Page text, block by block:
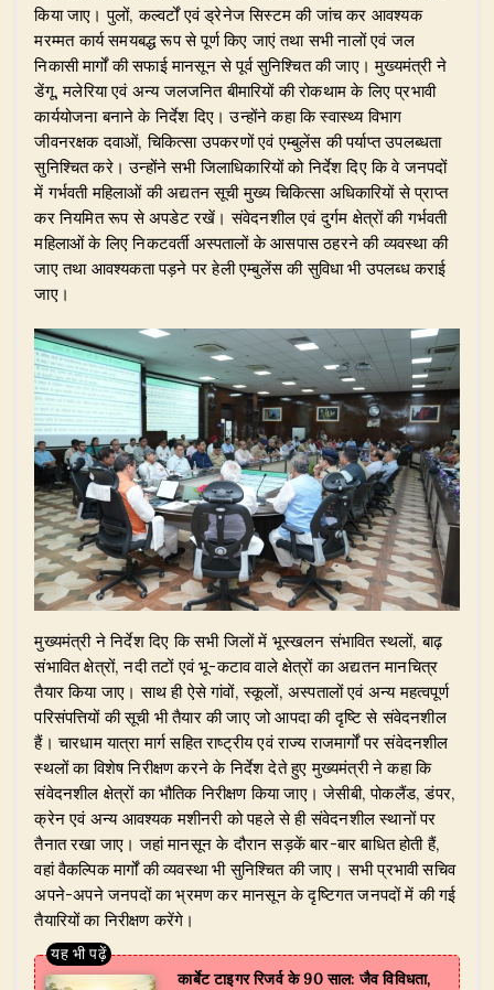
किया जाए। पुलों, कल्वर्टों एवं ड्रेनेज सिस्टम की जांच कर आवश्यक
मरम्मत कार्य समयबद्ध रूप से पूर्ण किए जाएं तथा सभी नालों एवं जल
निकासी मार्गों की सफाई मानसून से पूर्व सुनिश्चित की जाए। मुख्यमंत्री ने
डेंगू, मलेरिया एवं अन्य जलजनित बीमारियों की रोकथाम के लिए प्रभावी
कार्ययोजना बनाने के निर्देश दिए। उन्होंने कहा कि स्वास्थ्य विभाग
जीवनरक्षक दवाओं, चिकित्सा उपकरणों एवं एम्बुलेंस की पर्याप्त उपलब्धता
सुनिश्चित करे। उन्होंने सभी जिलाधिकारियों को निर्देश दिए कि वे जनपदों
में गर्भवती महिलाओं की अद्यतन सूची मुख्य चिकित्सा अधिकारियों से प्राप्त
कर नियमित रूप से अपडेट रखें। संवेदनशील एवं दुर्गम क्षेत्रों की गर्भवती
महिलाओं के लिए निकटवर्ती अस्पतालों के आसपास ठहरने की व्यवस्था की
जाए तथा आवश्यकता पड़ने पर हेली एम्बुलेंस की सुविधा भी उपलब्ध कराई
जाए।
​मुख्यमंत्री ने निर्देश दिए कि सभी जिलों में भूस्खलन संभावित स्थलों, बाढ़
संभावित क्षेत्रों, नदी तटों एवं भू-कटाव वाले क्षेत्रों का अद्यतन मानचित्र
तैयार किया जाए। साथ ही ऐसे गांवों, स्कूलों, अस्पतालों एवं अन्य महत्वपूर्ण
परिसंपत्तियों की सूची भी तैयार की जाए जो आपदा की दृष्टि से संवेदनशील
हैं। चारधाम यात्रा मार्ग सहित राष्ट्रीय एवं राज्य राजमार्गों पर संवेदनशील
स्थलों का विशेष निरीक्षण करने के निर्देश देते हुए मुख्यमंत्री ने कहा कि
संवेदनशील क्षेत्रों का भौतिक निरीक्षण किया जाए। जेसीबी, पोकलैंड, डंपर,
क्रेन एवं अन्य आवश्यक मशीनरी को पहले से ही संवेदनशील स्थानों पर
तैनात रखा जाए। जहां मानसून के दौरान सड़कें बार-बार बाधित होती हैं,
वहां वैकल्पिक मार्गों की व्यवस्था भी सुनिश्चित की जाए। सभी प्रभावी सचिव
अपने-अपने जनपदों का भ्रमण कर मानसून के दृष्टिगत जनपदों में की गई
तैयारियों का निरीक्षण करेंगे।
कार्बेट टाइगर रिजर्व के 90 साल: जैव विविधता,